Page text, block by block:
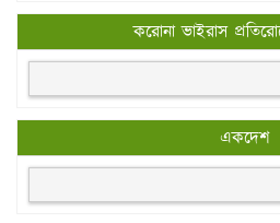
করোনা ভাইরাস
একদেশ